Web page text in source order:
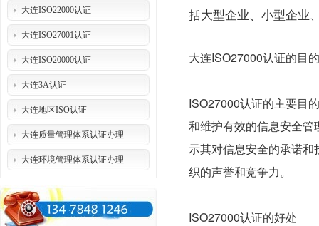
大连ISO22000认证
大连ISO27001认证
大连ISO20000认证
大连3A认证
大连地区ISO认证
大连质量管理体系认证办理
大连环境管理体系认证办理
括大型企业、小型企业
大连ISO27000认证的目的
ISO27000认证的主要目
和维护有效的信息安全
示其对信息安全的承诺
织的声誉和竞争力。
ISO27000认证的好处